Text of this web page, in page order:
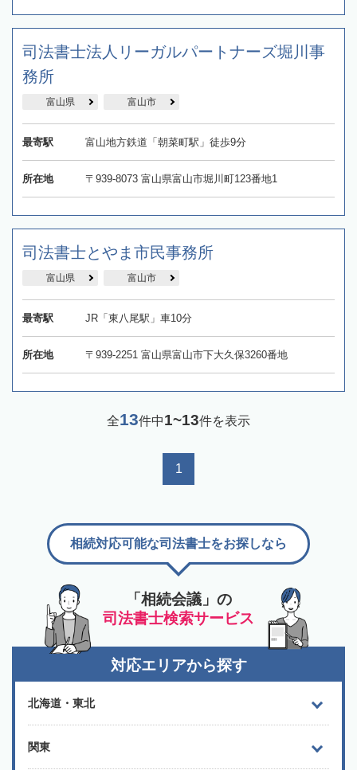
司法書士法人リーガルパートナーズ堀川事
務所
富山県 富山市
最寄駅 富山地方鉄道「朝菜町駅」徒歩9分
所在地 〒939-8073 富山県富山市堀川町123番地1
司法書士とやま市民事務所
富山県 富山市
最寄駅 JR「東八尾駅」車10分
所在地 〒939-2251 富山県富山市下大久保3260番地
全13件中1~13件を表示
1
「相続会議」の
司法書士検索サービス
相続対応可能な司法書士をお探しなら
対応エリアから探す
北海道・東北
関東